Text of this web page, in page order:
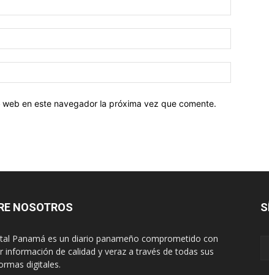
web:
en este navegador la próxima vez que comente.
NOSOTROS
Panamá es un diario panameño comprometido con
información de calidad y veraz a través de todas sus
digitales.